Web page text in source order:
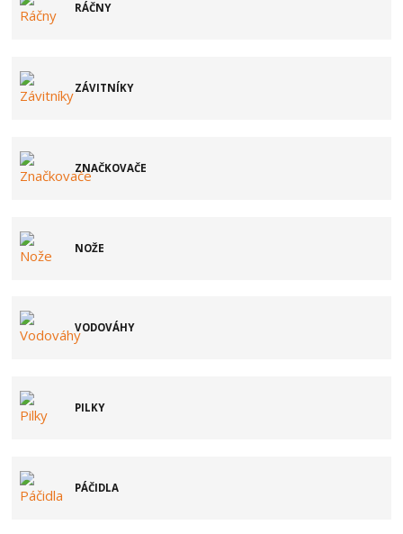
RÁČNY
ZÁVITNÍKY
ZNAČKOVAČE
NOŽE
VODOVÁHY
PILKY
PÁČIDLA